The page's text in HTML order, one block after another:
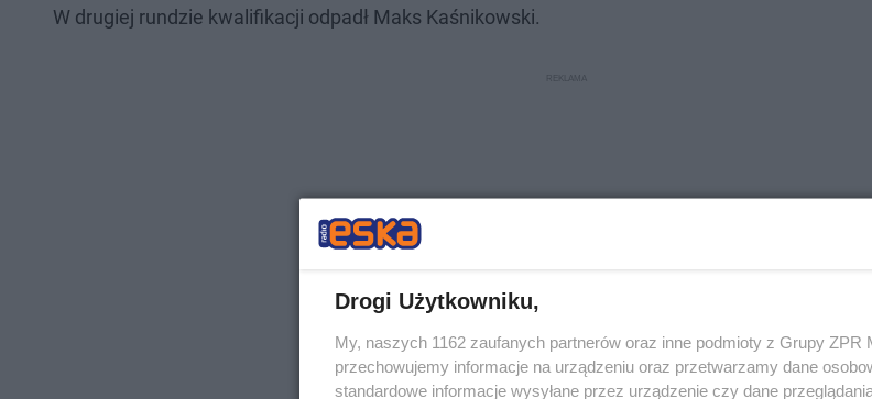
W drugiej rundzie kwalifikacji odpadł Maks Kaśnikowski.
Drogi Użytkowniku,
My, naszych 1162 zaufanych partnerów oraz inne podmioty z Grupy ZPR
przechowujemy informacje na urządzeniu oraz przetwarzamy dane
standardowe informacje wysyłane przez urządzenie czy dane